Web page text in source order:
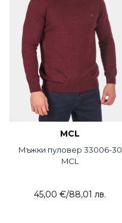
MCL
Мъжки пуловер 33006-30
MCL
45,00 €/88,01 лв.